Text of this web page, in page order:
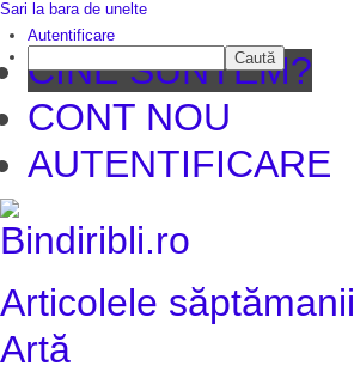
CINE SUNTEM?
CONT NOU
AUTENTIFICARE
Articolele săptămanii
Artă
Sari la bara de unelte
Autentificare
Caută